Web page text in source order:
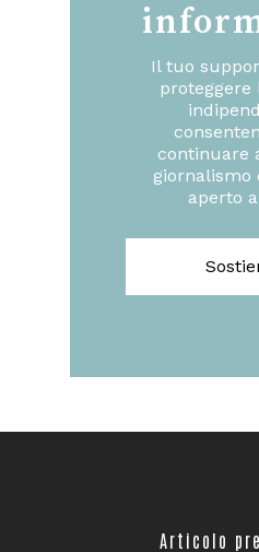
Il tuo
proteggere
continuare
giornalismo
aperto
Articolo